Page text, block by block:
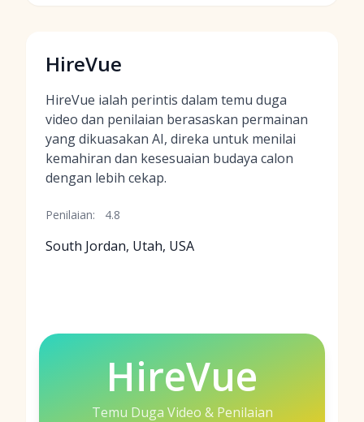
HireVue
HireVue ialah perintis dalam temu duga
video dan penilaian berasaskan permainan
yang dikuasakan AI, direka untuk menilai
kemahiran dan kesesuaian budaya calon
dengan lebih cekap.
Penilaian: 4.8
South Jordan, Utah, USA
HireVue
Temu Duga Video & Penilaian